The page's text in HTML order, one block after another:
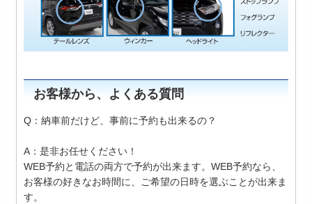
お客様から、よくある質問
Q：納車前だけど、事前に予約も出来るの？
A：是非お任せください！
WEB予約と電話の両方で予約が出来ます。WEB予約なら、
お客様の好きなお時間に、ご希望の日時を選ぶことが出来ま
す。